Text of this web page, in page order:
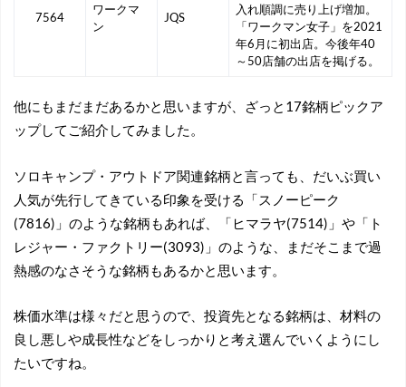
7564
ワークマ
ン
JQS
入れ順調に売り上げ増加。
「ワークマン女子」を2021
年6月に初出店。今後年40
～50店舗の出店を掲げる。
他にもまだまだあるかと思いますが、ざっと17銘柄ピックア
ップしてご紹介してみました。
ソロキャンプ・アウトドア関連銘柄と言っても、だいぶ買い
人気が先行してきている印象を受ける「スノーピーク
(7816)」のような銘柄もあれば、「ヒマラヤ(7514)」や「ト
レジャー・ファクトリー(3093)」のような、まだそこまで過
熱感のなさそうな銘柄もあるかと思います。
株価水準は様々だと思うので、投資先となる銘柄は、材料の
良し悪しや成長性などをしっかりと考え選んでいくようにし
たいですね。